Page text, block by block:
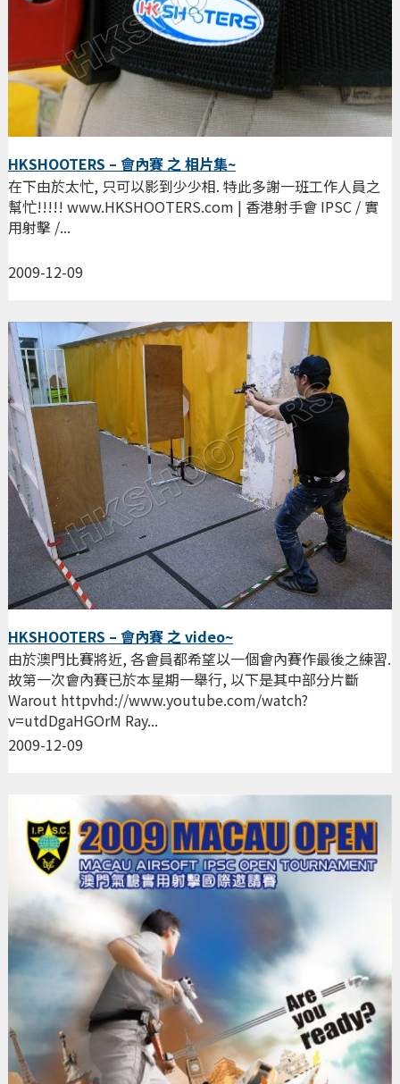
HKSHOOTERS – 會內賽 之 相片集~
2009-12-09
在下由於太忙, 只可以影到少少相. 特此多謝一班工作人員之
幫忙!!!!! www.HKSHOOTERS.com | 香港射手會 IPSC / 實
用射擊 /...
HKSHOOTERS – 會內賽 之 video~
2009-12-09
由於澳門比賽將近, 各會員都希望以一個會內賽作最後之練習.
故第一次會內賽已於本星期一舉行, 以下是其中部分片斷
Warout httpvhd://www.youtube.com/watch?
v=utdDgaHGOrM Ray...